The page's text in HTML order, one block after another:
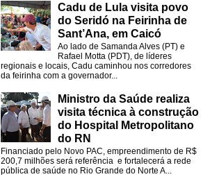
Cadu de Lula visita povo
do Seridó na Feirinha de
Sant’Ana, em Caicó
Ao lado de Samanda Alves (PT) e
Rafael Motta (PDT), de líderes
regionais e locais, Cadu caminhou nos corredores
da feirinha com a governador...
Ministro da Saúde realiza
visita técnica à construção
do Hospital Metropolitano
do RN
Financiado pelo Novo PAC, empreendimento de R$
200,7 milhões será referência e fortalecerá a rede
pública de saúde no Rio Grande do Norte A...